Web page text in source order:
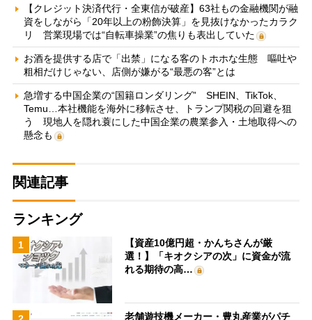
【クレジット決済代行・全東信が破産】63社もの金融機関が融
資をしながら「20年以上の粉飾決算」を見抜けなかったカラク
リ 営業現場では“自転車操業”の焦りも表出していた
お酒を提供する店で「出禁」になる客のトホホな生態 嘔吐や
粗相だけじゃない、店側が嫌がる“最悪の客”とは
急増する中国企業の“国籍ロンダリング” SHEIN、TikTok、
Temu…本社機能を海外に移転させ、トランプ関税の回避を狙
う 現地人を隠れ蓑にした中国企業の農業参入・土地取得への
懸念も
関連記事
ランキング
1
【資産10億円超・かんちさんが厳
選！】「キオクシアの次」に資金が流
れる期待の高…
老舗遊技機メーカー・豊丸産業がパチ